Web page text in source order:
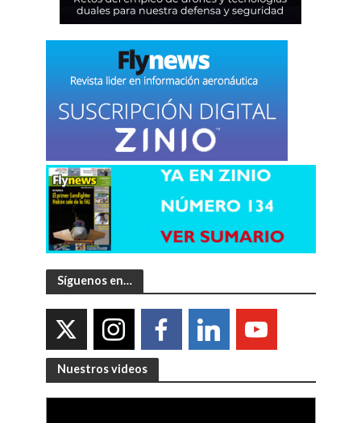
Síguenos en…
Nuestros videos